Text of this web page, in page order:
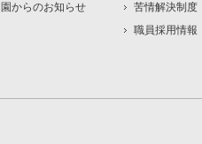
園からのお知らせ
苦情解決制度
職員採用情報